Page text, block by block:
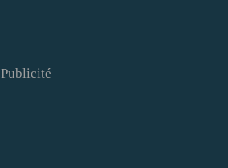
Publicité